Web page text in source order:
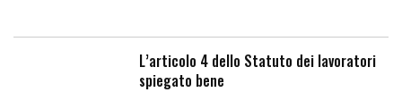
L’articolo 4 dello Statuto dei lavoratori
spiegato bene